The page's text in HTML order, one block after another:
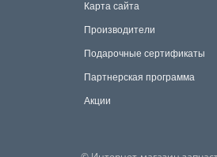
Карта сайта
Производители
Подарочные сертификаты
Партнерская программа
Акции